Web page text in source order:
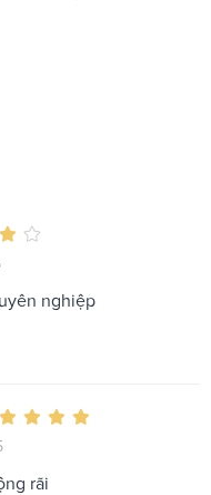
nghiệp
rãi